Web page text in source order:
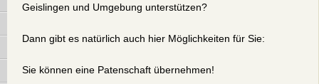
Geislingen und Umgebung unterstützen?
Dann gibt es natürlich auch hier Möglichkeiten für Sie:
Sie können eine Patenschaft übernehmen!